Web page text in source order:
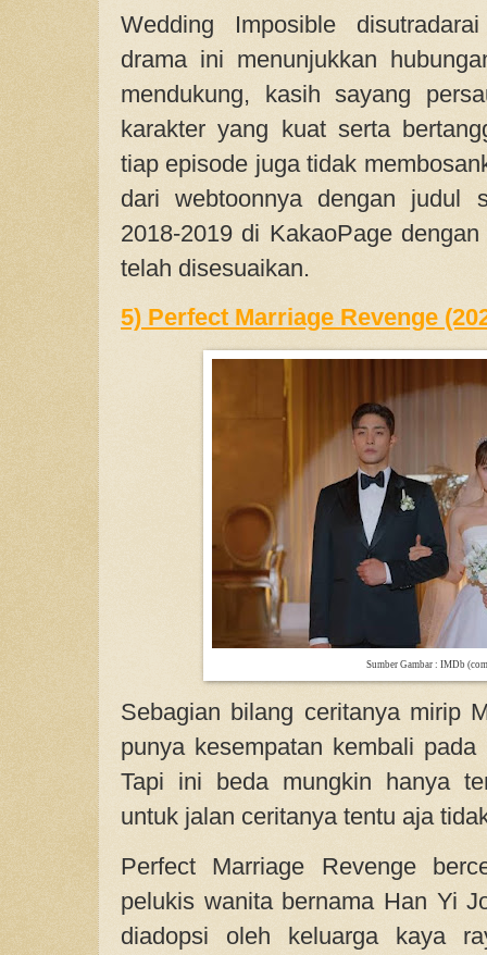
Wedding Imposible
drama ini menunjukkan
mendukung, kasih sayang
karakter yang kuat serta
tiap episode juga tidak
dari webtoonnya dengan judul
2018-2019 di KakaoPage
telah disesuaikan.
5) Perfect Marriage Revenge
Sumber Gambar : IMDb
Sebagian bilang ceritanya mirip
punya kesempatan kembali
Tapi ini beda mungkin hanya
untuk jalan ceritanya tentu aja
Perfect Marriage Revenge
pelukis wanita bernama Han Yi
diadopsi oleh keluarga kaya